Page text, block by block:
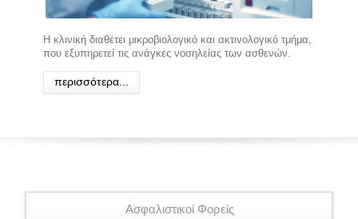
Η κλινική διαθέτει μικροβιολογικό και ακτινολογικό τμήμα,
που εξυπηρετεί τις ανάγκες νοσηλείας των ασθενών.
περισσότερα...
Ασφαλιστικοί Φορείς